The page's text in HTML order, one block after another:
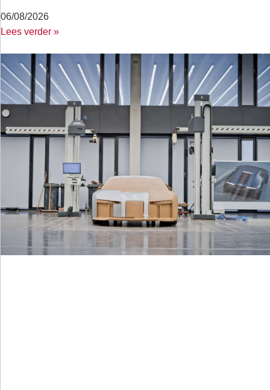
06/08/2026
Lees verder »